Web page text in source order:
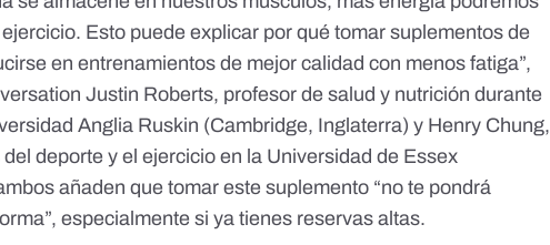
Esto puede explicar por qué tomar suplementos de
en entrenamientos de mejor calidad con menos fatiga”,
Justin Roberts, profesor de salud y nutrición durante
Anglia Ruskin (Cambridge, Inglaterra) y Henry Chung,
deporte y el ejercicio en la Universidad de Essex
añaden que tomar este suplemento “no te pondrá
especialmente si ya tienes reservas altas.